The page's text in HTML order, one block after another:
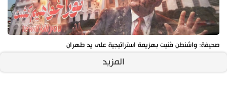
صحيفة: واشنطن مُنيت بهزيمة استراتيجية على يد طهران
المزيد